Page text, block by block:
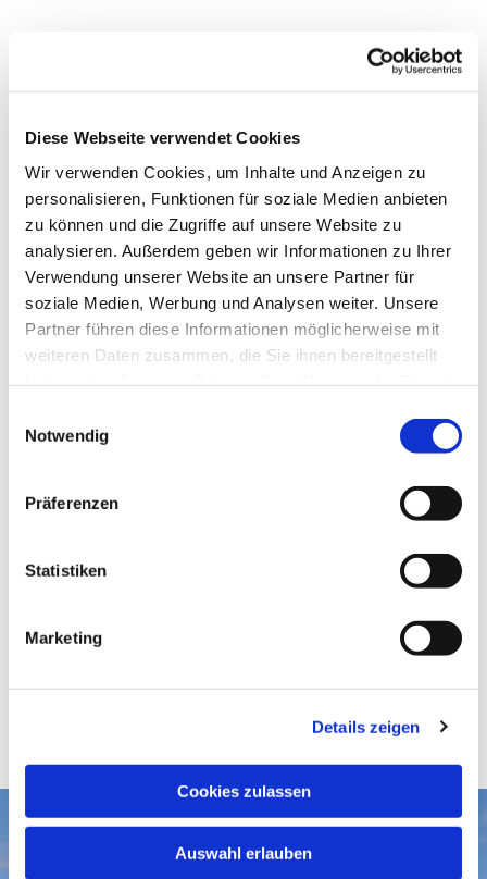
Diese Webseite verwendet Cookies
Wir verwenden Cookies, um Inhalte und Anzeigen zu
personalisieren, Funktionen für soziale Medien anbieten
zu können und die Zugriffe auf unsere Website zu
analysieren. Außerdem geben wir Informationen zu Ihrer
Verwendung unserer Website an unsere Partner für
soziale Medien, Werbung und Analysen weiter. Unsere
Partner führen diese Informationen möglicherweise mit
weiteren Daten zusammen, die Sie ihnen bereitgestellt
Notwendig
Präferenzen
Statistiken
Marketing
Details zeigen
Cookies zulassen
Auswahl erlauben
Dies könnte Sie auch interessieren